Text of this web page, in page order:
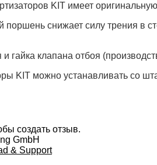
KIT имеет
снижает силу трения в
гайка клапана отбоя
KIT можно устанавливать со
создать отзыв.
GmbH
& Support